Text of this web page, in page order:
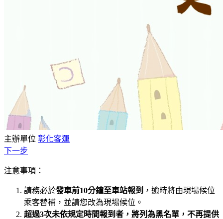
主辦單位 彰化客運
下一步
注意事項：
請務必於發車前10分鐘至車站報到 ，逾時將由現場候位
乘客替補，並請您改為現場候位。
超過3次未依規定時間報到者，將列為黑名單，不再提供